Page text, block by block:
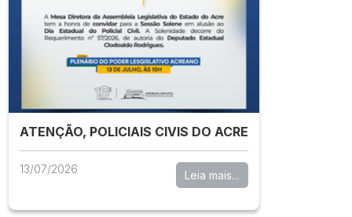
ATENÇÃO, POLICIAIS CIVIS DO ACRE
13/07/2026 Leia mais...